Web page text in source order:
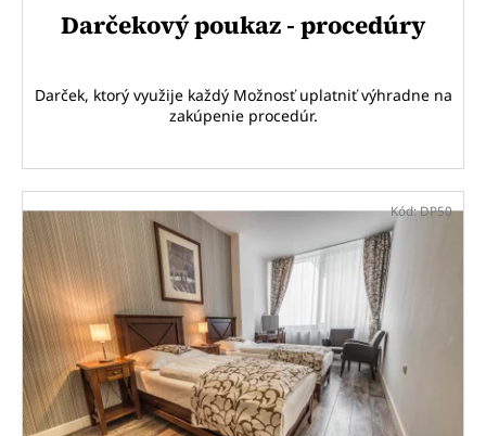
Darčekový poukaz - procedúry
Darček, ktorý využije každý Možnosť uplatniť výhradne na
zakúpenie procedúr.
Kód:DP50
HĽADAŤ
O
d
p
o
r
ú
č
a
m
e